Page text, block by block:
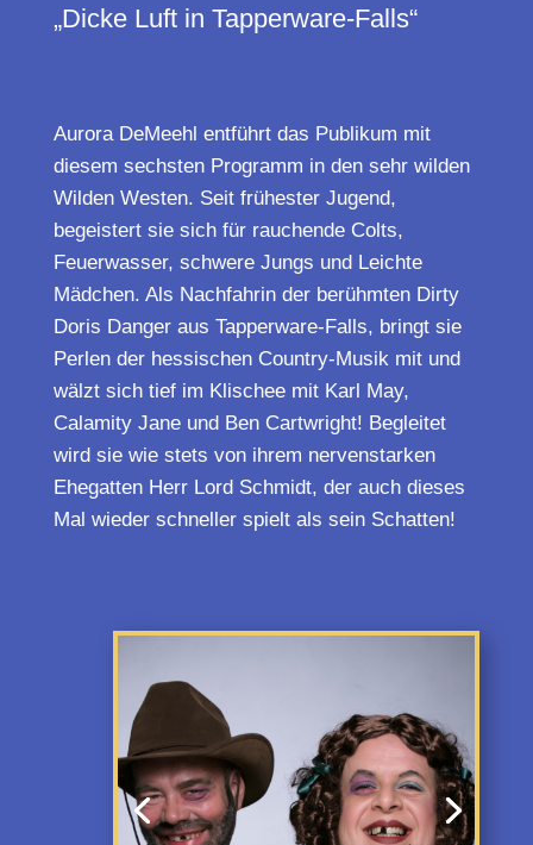
„Dicke Luft in Tapperware-Falls“
Aurora DeMeehl entführt das Publikum mit
diesem sechsten Programm in den sehr wilden
Wilden Westen. Seit frühester Jugend,
begeistert sie sich für rauchende Colts,
Feuerwasser, schwere Jungs und Leichte
Mädchen. Als Nachfahrin der berühmten Dirty
Doris Danger aus Tapperware-Falls, bringt sie
Perlen der hessischen Country-Musik mit und
wälzt sich tief im Klischee mit Karl May,
Calamity Jane und Ben Cartwright! Begleitet
wird sie wie stets von ihrem nervenstarken
Ehegatten Herr Lord Schmidt, der auch dieses
Mal wieder schneller spielt als sein Schatten!